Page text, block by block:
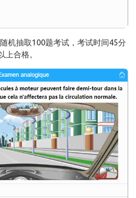
机抽取100题考试，考试时间45分
上合格。